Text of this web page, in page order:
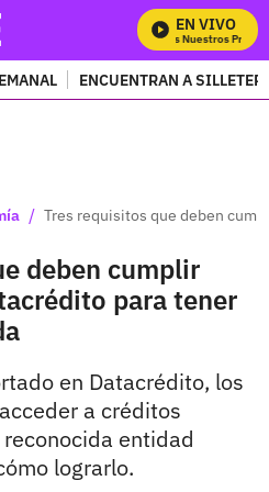
EN VIVO
Mira Todos Nuestros
ENCUENTRAN A
/ Tres requisitos que deben
deben cumplir
para tener
en Datacrédito, los
a créditos
entidad
lograrlo.